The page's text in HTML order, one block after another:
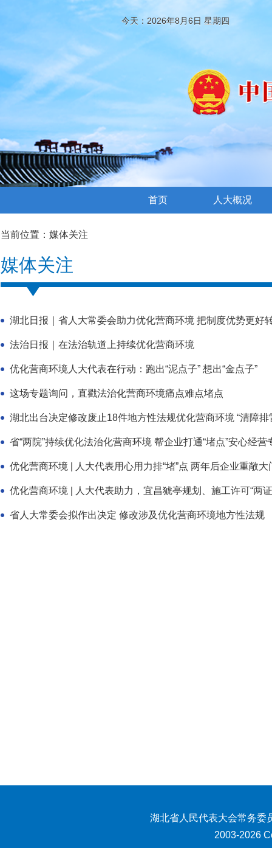
今天：2026年8月6日 星期四
首页 人大概况
当前位置： 媒体关注
媒体关注
湖北日报｜省人大常委会助力优化营商环境 把制度优势更好
法治日报｜在法治轨道上持续优化营商环境
优化营商环境人大代表在行动：跑出“泥点子” 想出“金点子”
这场专题询问，直戳法治化营商环境痛点难点堵点
湖北出台决定修改废止18件地方性法规优化营商环境 “清障排
省“两院”持续优化法治化营商环境 帮企业打通“堵点”安心经营
优化营商环境 | 人大代表用心用力排“堵”点 两年后企业重敞大
优化营商环境 | 人大代表助力，宜昌猇亭规划、施工许可“两
省人大常委会拟作出决定 修改涉及优化营商环境地方性法规
湖北省人民代表大会常务委
2003-2026